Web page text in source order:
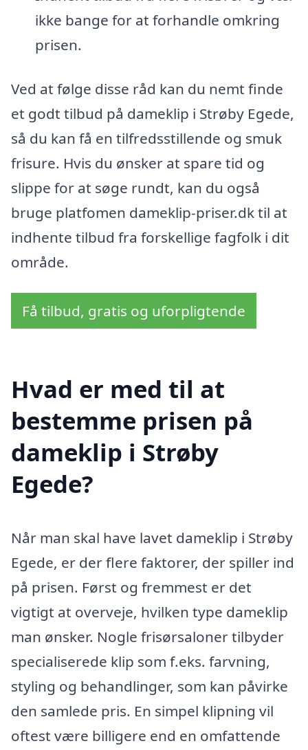
ikke bange for at forhandle omkring
prisen.
Ved at følge disse råd kan du nemt finde
et godt tilbud på dameklip i Strøby Egede,
så du kan få en tilfredsstillende og smuk
frisure. Hvis du ønsker at spare tid og
slippe for at søge rundt, kan du også
bruge platfomen dameklip-priser.dk til at
indhente tilbud fra forskellige fagfolk i dit
område.
Få tilbud, gratis og uforpligtende
Hvad er med til at
bestemme prisen på
dameklip i Strøby
Egede?
Når man skal have lavet dameklip i Strøby
Egede, er der flere faktorer, der spiller ind
på prisen. Først og fremmest er det
vigtigt at overveje, hvilken type dameklip
man ønsker. Nogle frisørsaloner tilbyder
specialiserede klip som f.eks. farvning,
styling og behandlinger, som kan påvirke
den samlede pris. En simpel klipning vil
oftest være billigere end en omfattende